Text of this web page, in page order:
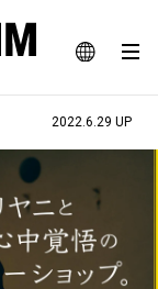
JA
EN
WEBマガジン
2022.6.29 UP